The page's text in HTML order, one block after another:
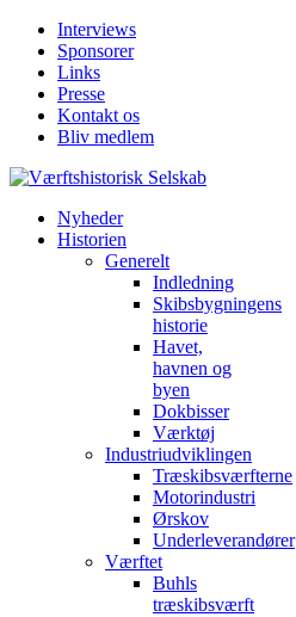
Interviews
Sponsorer
Links
Presse
Kontakt os
Bliv medlem
Nyheder
Historien
Generelt
Indledning
Skibsbygningens
historie
Havet,
havnen og
byen
Dokbisser
Værktøj
Industriudviklingen
Træskibsværfterne
Motorindustri
Ørskov
Underleverandører
Værftet
Buhls
træskibsværft